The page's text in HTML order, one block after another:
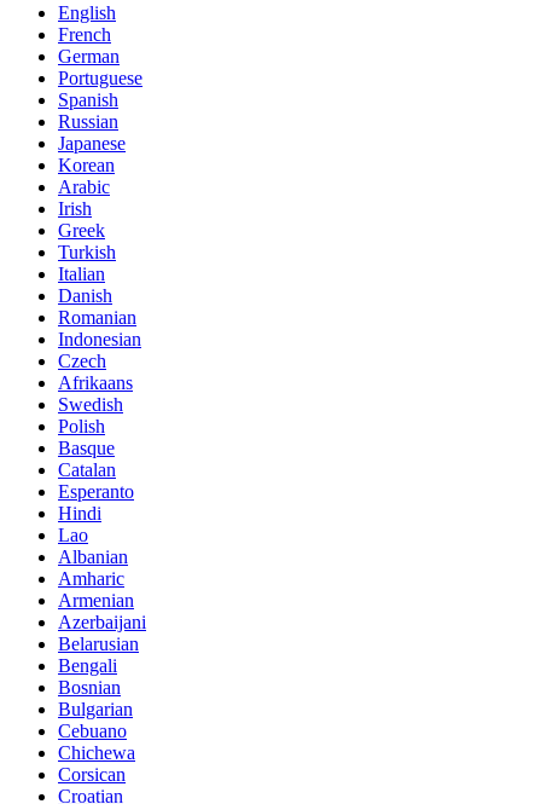
English
French
German
Portuguese
Spanish
Russian
Japanese
Korean
Arabic
Irish
Greek
Turkish
Italian
Danish
Romanian
Indonesian
Czech
Afrikaans
Swedish
Polish
Basque
Catalan
Esperanto
Hindi
Lao
Albanian
Amharic
Armenian
Azerbaijani
Belarusian
Bengali
Bosnian
Bulgarian
Cebuano
Chichewa
Corsican
Croatian